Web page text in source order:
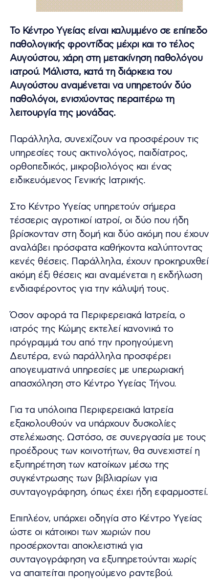
Το Κέντρο Υγείας είναι καλυμμένο σε επίπεδο
παθολογικής φροντίδας μέχρι και το τέλος
Αυγούστου, χάρη στη μετακίνηση παθολόγου
ιατρού. Μάλιστα, κατά τη διάρκεια του
Αυγούστου αναμένεται να υπηρετούν δύο
παθολόγοι, ενισχύοντας περαιτέρω τη
λειτουργία της μονάδας.
Παράλληλα, συνεχίζουν να προσφέρουν τις
υπηρεσίες τους ακτινολόγος, παιδίατρος,
ορθοπεδικός, μικροβιολόγος και ένας
ειδικευόμενος Γενικής Ιατρικής.
Στο Κέντρο Υγείας υπηρετούν σήμερα
τέσσερις αγροτικοί ιατροί, οι δύο που ήδη
βρίσκονταν στη δομή και δύο ακόμη που έχουν
αναλάβει πρόσφατα καθήκοντα καλύπτοντας
κενές θέσεις. Παράλληλα, έχουν προκηρυχθεί
ακόμη έξι θέσεις και αναμένεται η εκδήλωση
ενδιαφέροντος για την κάλυψή τους.
Όσον αφορά τα Περιφερειακά Ιατρεία, ο
ιατρός της Κώμης εκτελεί κανονικά το
πρόγραμμά του από την προηγούμενη
Δευτέρα, ενώ παράλληλα προσφέρει
απογευματινά υπηρεσίες με υπερωριακή
απασχόληση στο Κέντρο Υγείας Τήνου.
Για τα υπόλοιπα Περιφερειακά Ιατρεία
εξακολουθούν να υπάρχουν δυσκολίες
στελέχωσης. Ωστόσο, σε συνεργασία με τους
προέδρους των κοινοτήτων, θα συνεχιστεί η
εξυπηρέτηση των κατοίκων μέσω της
συγκέντρωσης των βιβλιαρίων για
συνταγογράφηση, όπως έχει ήδη εφαρμοστεί.
Επιπλέον, υπάρχει οδηγία στο Κέντρο Υγείας
ώστε οι κάτοικοι των χωριών που
προσέρχονται αποκλειστικά για
συνταγογράφηση να εξυπηρετούνται χωρίς
να απαιτείται προηγούμενο ραντεβού.